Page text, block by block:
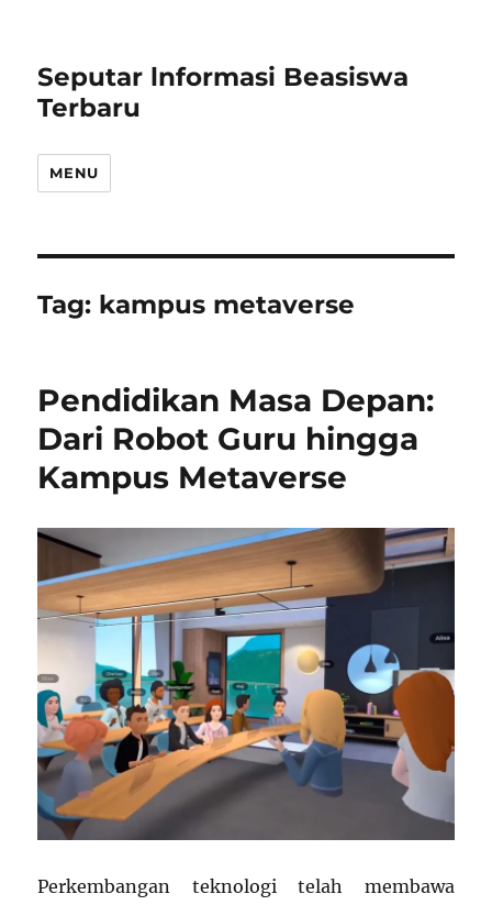
Seputar lnformasi Beasiswa
Terbaru
MENU
Tag: kampus metaverse
Pendidikan Masa Depan:
Dari Robot Guru hingga
Kampus Metaverse
Perkembangan teknologi telah membawa